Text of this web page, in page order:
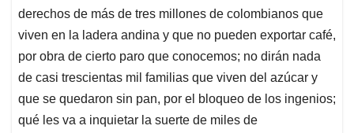
derechos de más de tres millones de colombianos que
viven en la ladera andina y que no pueden exportar café,
por obra de cierto paro que conocemos; no dirán nada
de casi trescientas mil familias que viven del azúcar y
que se quedaron sin pan, por el bloqueo de los ingenios;
qué les va a inquietar la suerte de miles de